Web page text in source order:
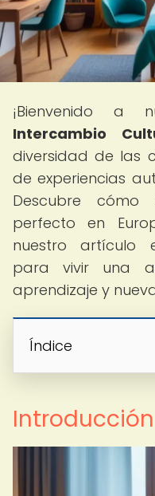
¡Bienvenido a
Intercambio
diversidad de las
de experiencias
Descubre cómo
perfecto en
nuestro artículo
para vivir una
aprendizaje y
Índice
Introducción